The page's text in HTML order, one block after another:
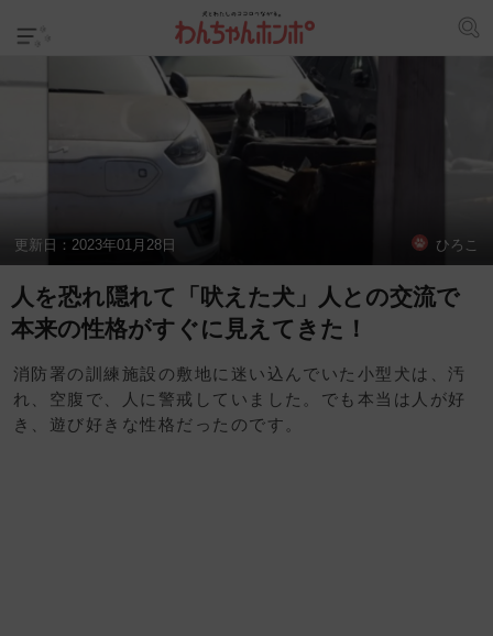
更新日： 2023年01月28日 ひろこ
人を恐れ隠れて「吠えた犬」人との交流で
本来の性格がすぐに見えてきた！
消防署の訓練施設の敷地に迷い込んでいた小型犬は、汚
れ、空腹で、人に警戒していました。でも本当は人が好
き、遊び好きな性格だったのです。